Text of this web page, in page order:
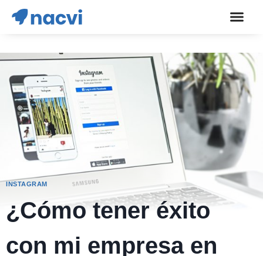
INSTAGRAM
¿Cómo tener éxito
con mi empresa en